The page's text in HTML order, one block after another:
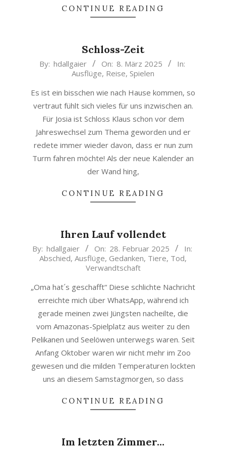
CONTINUE READING
Schloss-Zeit
2025-
08
By: hdallgaier On: 8. März 2025
In:
Ausflüge, Reise, Spielen
Es ist ein bisschen wie nach Hause kommen, so
vertraut fühlt sich vieles für uns inzwischen an.
Für Josia ist Schloss Klaus schon vor dem
Jahreswechsel zum Thema geworden und er
redete immer wieder davon, dass er nun zum
Turm fahren möchte! Als der neue Kalender an
der Wand hing,
CONTINUE READING
Ihren Lauf vollendet
2025-
02-
By: hdallgaier On: 28. Februar 2025
In:
Abschied, Ausflüge, Gedanken, Tiere, Tod,
Verwandtschaft
„Oma hat´s geschafft“ Diese schlichte Nachricht
erreichte mich über WhatsApp, während ich
gerade meinen zwei Jüngsten nacheilte, die
vom Amazonas-Spielplatz aus weiter zu den
Pelikanen und Seelöwen unterwegs waren. Seit
Anfang Oktober waren wir nicht mehr im Zoo
gewesen und die milden Temperaturen lockten
uns an diesem Samstagmorgen, so dass
CONTINUE READING
Im letzten Zimmer…